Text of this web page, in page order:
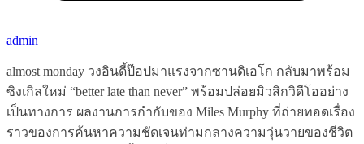
admin
almost monday วงอินดี้ป๊อปมาแรงจากซานดิเอโก กลับมาพร้อม
ซิงเกิลใหม่ “better late than never” พร้อมปล่อยมิวสิกวิดีโออย่าง
เป็นทางการ ผลงานการกำกับของ Miles Murphy ที่ถ่ายทอดเรื่อง
ราวของการค้นหาความชัดเจนท่ามกลางความวุ่นวายของชีวิต